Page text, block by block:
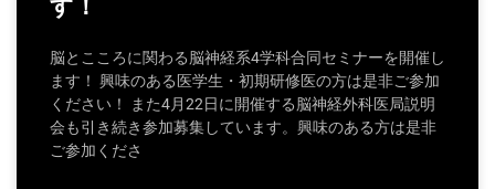
す！
脳とこころに関わる脳神経系4学科合同セミナーを開催し
ます！ 興味のある医学生・初期研修医の方は是非ご参加
ください！ また4月22日に開催する脳神経外科医局説明
会も引き続き参加募集しています。興味のある方は是非
ご参加くださ